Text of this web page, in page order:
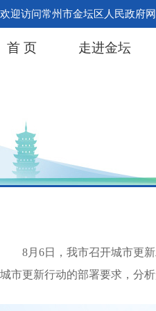
欢迎访问常州市金坛区人民政府网
首 页 走进金坛
8月6日，我市召开城市更
城市更新行动的部署要求，分